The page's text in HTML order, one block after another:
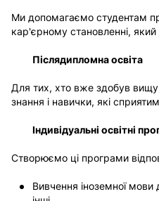
Ми допомагаємо студентам
кар'єрному становленні,
Післядипломна освіта
Для тих, хто вже здобув
знання і навички, які
Індивідуальні освітні
Створюємо ці програми
Вивчення іноземної мови
ОТРИМАТИ